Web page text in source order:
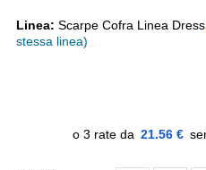
Linea: Scarpe Cofra Linea Dress
stessa linea)
21.56 €